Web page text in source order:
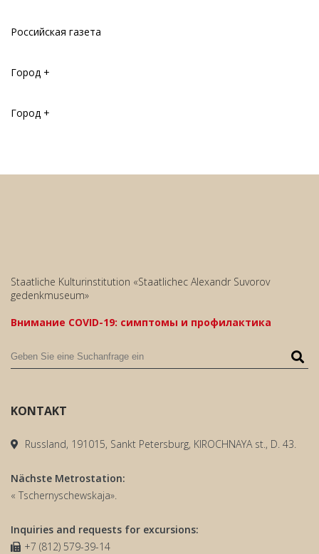
Российская газета
Город +
Город +
Staatliche Kulturinstitution «Staatlichec Alexandr Suvorov
gedenkmuseum»
Внимание COVID-19: симптомы и профилактика
KONTAKT
Russland, 191015, Sankt Petersburg, KIROCHNAYA st., D. 43.
Nächste Metrostation:
« Tschernyschewskaja».
Inquiries and requests for excursions:
+7 (812) 579-39-14